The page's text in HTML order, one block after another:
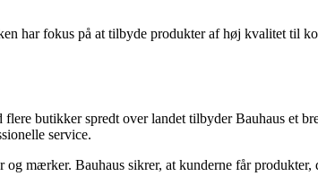
har fokus på at tilbyde produkter af høj kvalitet til
butikker spredt over landet tilbyder Bauhaus et
service.
mærker. Bauhaus sikrer, at kunderne får